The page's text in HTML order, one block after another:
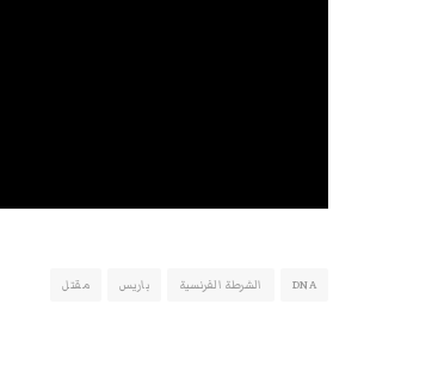
DNA الشرطة الفرنسية باريس مقتل